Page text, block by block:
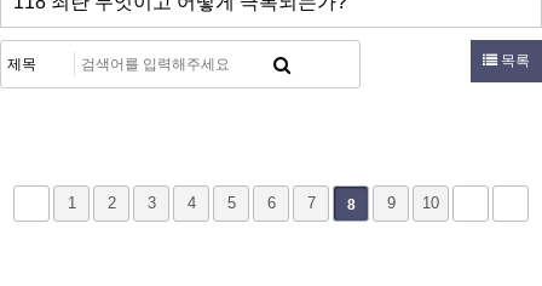
목록
1 2 3 4 5 6 7 8 9 10